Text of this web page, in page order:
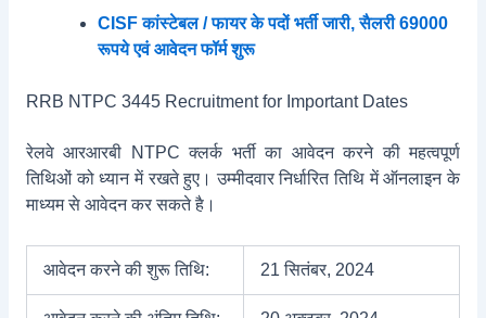
CISF कांस्टेबल / फायर के पदों भर्ती जारी, सैलरी 69000
रूपये एवं आवेदन फॉर्म शुरू
RRB NTPC 3445 Recruitment for Important Dates
रेलवे आरआरबी NTPC क्लर्क भर्ती का आवेदन करने की महत्वपूर्ण
तिथिओं को ध्यान में रखते हुए। उम्मीदवार निर्धारित तिथि में ऑनलाइन के
माध्यम से आवेदन कर सकते है।
आवेदन करने की शुरू तिथि: 21 सितंबर, 2024